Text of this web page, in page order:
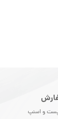
پست و اسنپ